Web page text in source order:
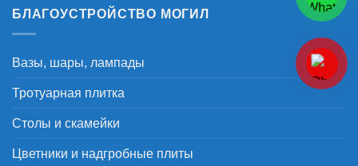
БЛАГОУСТРОЙСТВО МОГИЛ
Вазы, шары, лампады
Тротуарная плитка
Столы и скамейки
Цветники и надгробные плиты